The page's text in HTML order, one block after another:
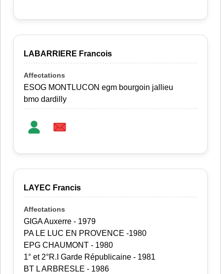
LABARRIERE Francois
ESOG MONTLUCON egm bourgoin jallieu
bmo dardilly
LAYEC Francis
GIGA Auxerre - 1979
PA LE LUC EN PROVENCE -1980
EPG CHAUMONT - 1980
1° et 2°R.I Garde Républicaine - 1981
BT L ARBRESLE - 1986